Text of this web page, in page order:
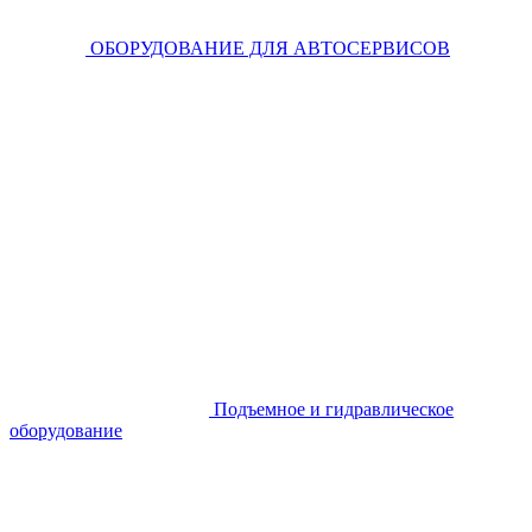
ОБОРУДОВАНИЕ ДЛЯ АВТОСЕРВИСОВ
Подъемное и гидравлическое
оборудование